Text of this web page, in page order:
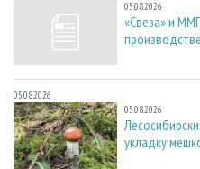
05.08.2026
«Свеза» и
05.08.2026
05.08.2026
укладку